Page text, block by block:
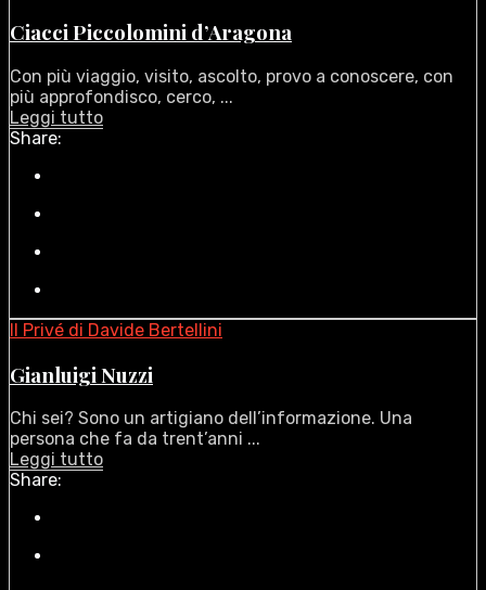
Ciacci Piccolomini d’Aragona
Con più viaggio, visito, ascolto, provo a conoscere, con
più approfondisco, cerco, ...
Leggi tutto
Share:
Il Privé di Davide Bertellini
Gianluigi Nuzzi
Chi sei? Sono un artigiano dell’informazione. Una
persona che fa da trent’anni ...
Leggi tutto
Share: